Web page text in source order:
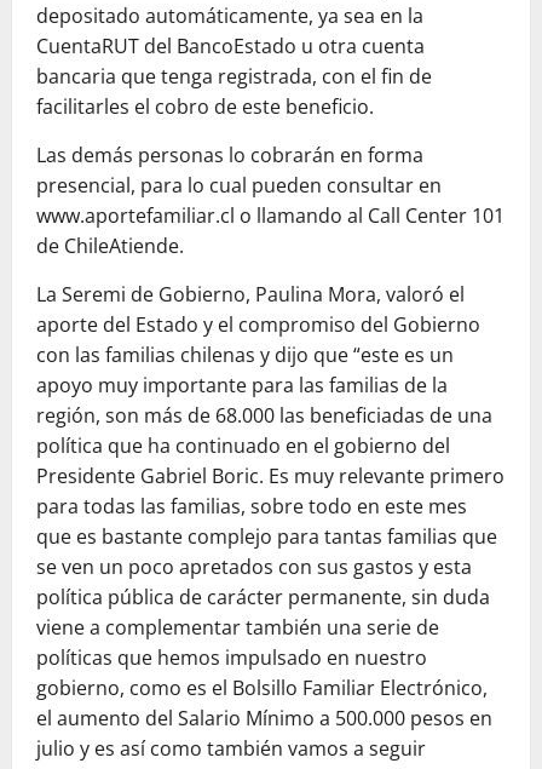
depositado automáticamente, ya sea en la
CuentaRUT del BancoEstado u otra cuenta
bancaria que tenga registrada, con el fin de
facilitarles el cobro de este beneficio.
Las demás personas lo cobrarán en forma
presencial, para lo cual pueden consultar en
www.aportefamiliar.cl o llamando al Call Center 101
de ChileAtiende.
La Seremi de Gobierno, Paulina Mora, valoró el
aporte del Estado y el compromiso del Gobierno
con las familias chilenas y dijo que “este es un
apoyo muy importante para las familias de la
región, son más de 68.000 las beneficiadas de una
política que ha continuado en el gobierno del
Presidente Gabriel Boric. Es muy relevante primero
para todas las familias, sobre todo en este mes
que es bastante complejo para tantas familias que
se ven un poco apretados con sus gastos y esta
política pública de carácter permanente, sin duda
viene a complementar también una serie de
políticas que hemos impulsado en nuestro
gobierno, como es el Bolsillo Familiar Electrónico,
el aumento del Salario Mínimo a 500.000 pesos en
julio y es así como también vamos a seguir